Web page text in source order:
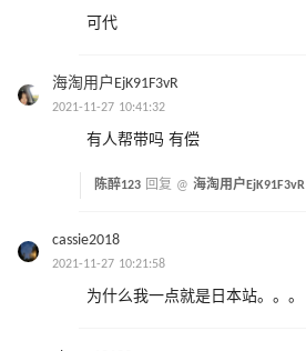
可代
海淘用户EjK91F3vR
2021-11-27 10:41:32
有人帮带吗 有偿
陈醉123 回复 @ 海淘用户EjK91F3vR
cassie2018
2021-11-27 10:21:58
为什么我一点就是日本站。。。